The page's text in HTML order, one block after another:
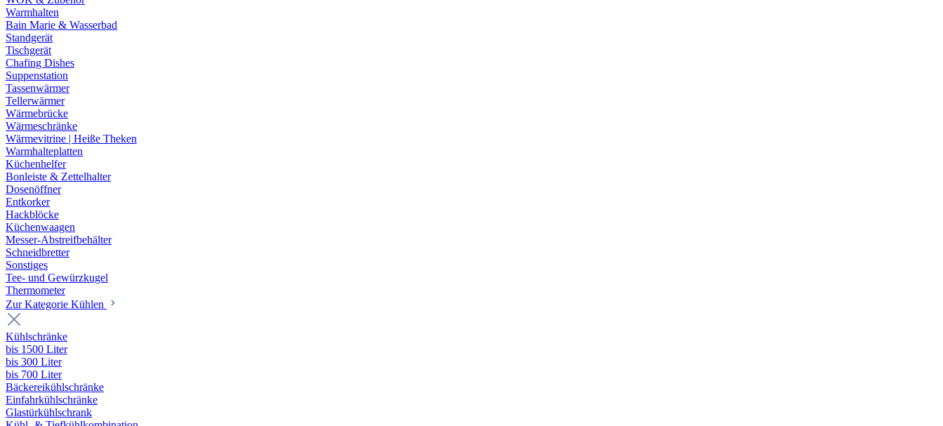
Warmhalten
Bain Marie & Wasserbad
Standgerät
Tischgerät
Chafing Dishes
Suppenstation
Tassenwärmer
Tellerwärmer
Wärmebrücke
Wärmeschränke
Wärmevitrine | Heiße Theken
Warmhalteplatten
Küchenhelfer
Bonleiste & Zettelhalter
Dosenöffner
Entkorker
Hackblöcke
Küchenwaagen
Messer-Abstreifbehälter
Schneidbretter
Sonstiges
Tee- und Gewürzkugel
Thermometer
Zur Kategorie Kühlen
Kühlschränke
bis 1500 Liter
bis 300 Liter
bis 700 Liter
Bäckereikühlschränke
Einfahrkühlschränke
Glastürkühlschrank